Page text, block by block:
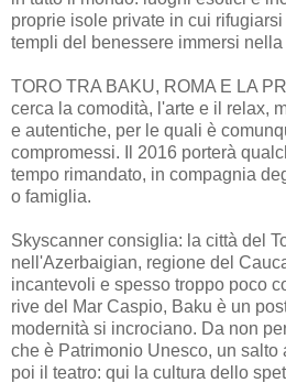
proprie isole private in cui
templi del benessere immersi nella
TORO TRA BAKU, ROMA E LA
cerca la comodità, l'arte e il relax,
e autentiche, per le quali è
compromessi. Il 2016 porterà
tempo rimandato, in compagnia
o famiglia.
Skyscanner consiglia: la città del
nell'Azerbaigian, regione del
incantevoli e spesso troppo poco
rive del Mar Caspio, Baku è un
modernità si incrociano. Da non
che è Patrimonio Unesco, un
poi il teatro: qui la cultura dello